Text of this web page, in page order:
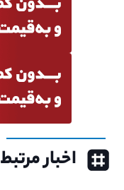
اخبار مرتبط